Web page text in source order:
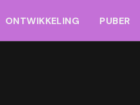
ONTWIKKELING PUBER